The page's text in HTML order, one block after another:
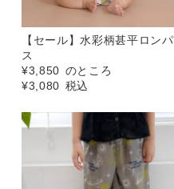
【セール】水彩柄甚平ロンパ
ス
¥3,850 のところ
¥3,080 税込